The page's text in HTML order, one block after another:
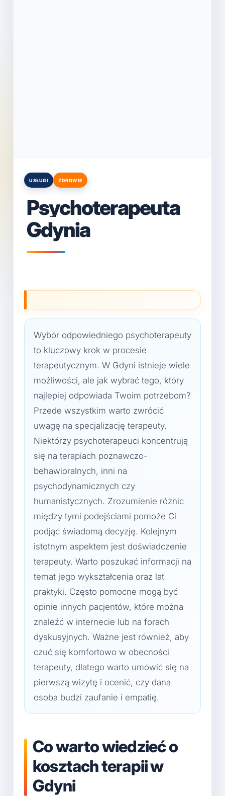
Posted
USŁUGI ZDROWIE
Psychoterapeuta
Gdynia
Wybór odpowiedniego psychoterapeuty
to kluczowy krok w procesie
terapeutycznym. W Gdyni istnieje wiele
możliwości, ale jak wybrać tego, który
najlepiej odpowiada Twoim potrzebom?
Przede wszystkim warto zwrócić
uwagę na specjalizację terapeuty.
Niektórzy psychoterapeuci koncentrują
się na terapiach poznawczo-
behawioralnych, inni na
psychodynamicznych czy
humanistycznych. Zrozumienie różnic
między tymi podejściami pomoże Ci
podjąć świadomą decyzję. Kolejnym
istotnym aspektem jest doświadczenie
terapeuty. Warto poszukać informacji na
temat jego wykształcenia oraz lat
praktyki. Często pomocne mogą być
opinie innych pacjentów, które można
znaleźć w internecie lub na forach
dyskusyjnych. Ważne jest również, aby
czuć się komfortowo w obecności
terapeuty, dlatego warto umówić się na
pierwszą wizytę i ocenić, czy dana
osoba budzi zaufanie i empatię.
Co warto wiedzieć o
kosztach terapii w
Gdyni